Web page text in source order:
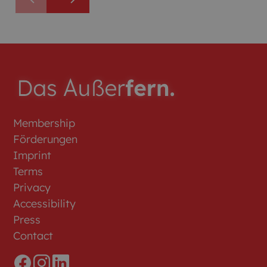
Membership
Förderungen
Imprint
Terms
Privacy
Accessibility
Press
Contact